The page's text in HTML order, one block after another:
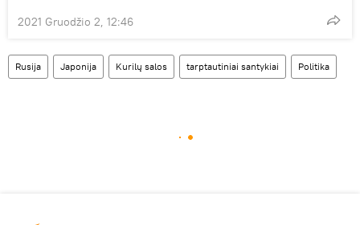
2021 Gruodžio 2, 12:46
Rusija Japonija Kurilų salos tarptautiniai santykiai Politika